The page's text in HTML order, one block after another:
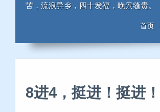
苦，流浪异乡，四十发福，晚景缝贵。
首页
8进4，挺进！挺进！